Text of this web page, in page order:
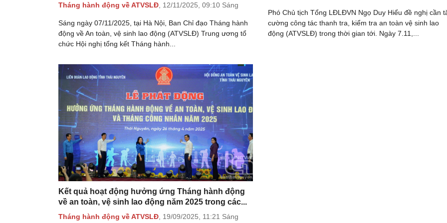
Tháng hành động về ATVSLĐ, 12/11/2025, 09:10 Sáng
Sáng ngày 07/11/2025, tại Hà Nội, Ban Chỉ đạo Tháng hành
động về An toàn, vệ sinh lao động (ATVSLĐ) Trung ương tổ
chức Hội nghị tổng kết Tháng hành...
Phó Chủ tịch Tổng LĐLĐVN Ngọ Duy Hiểu đề nghị cần
cường công tác thanh tra, kiểm tra an toàn vệ sinh lao
động (ATVSLĐ) trong thời gian tới. Ngày 7.11,...
Kết quả hoạt động hưởng ứng Tháng hành động
về an toàn, vệ sinh lao động năm 2025 trong các...
Tháng hành động về ATVSLĐ 19/09/2025, 11:21 Sáng